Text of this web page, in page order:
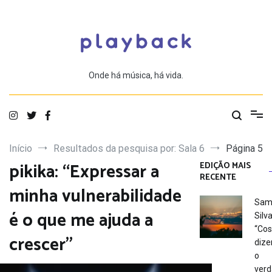
Onde há música, há vida.
Início Resultados da pesquisa por: Sala 6 Página 5
pikika: “Expressar a
minha vulnerabilidade
é o que me ajuda a
crescer”
EDIÇÃO MAIS
RECENTE
o